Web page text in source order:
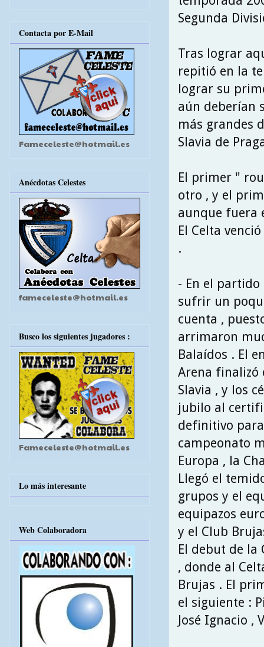
Segunda
Tras lograr
repitió en la
lograr su
aún deberían
más grandes
Slavia de
El primer "
otro , y el
aunque fuera
El Celta
.
- En el
sufrir un
cuenta ,
arrimaron
Balaídos . El
Arena finalizó
Slavia , y los
jubilo al
definitivo
campeonato
Europa , la
Llegó el
grupos y el
equipazos
y el Club
El debut de la
, donde al
Brujas . El
el siguiente :
José Ignacio ,
Contacta por E-Mail
Fameceleste@hotmail.es
Anécdotas Celestes
fameceleste@hotmail.es
Busco los siguientes jugadores :
Fameceleste@hotmail.es
Lo más interesante
Web Colaboradora